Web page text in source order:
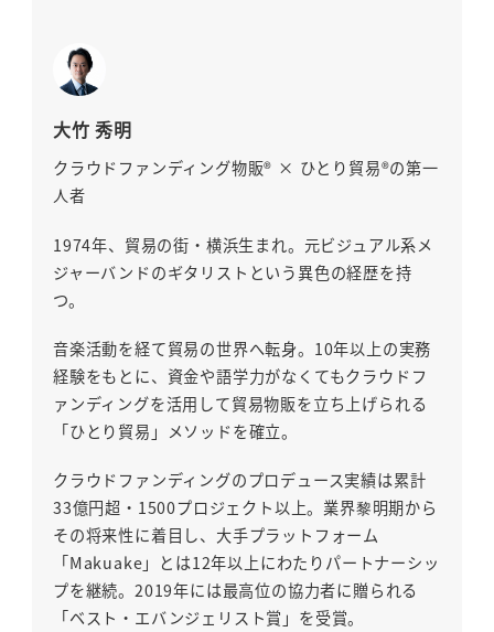
大竹 秀明
クラウドファンディング物販® × ひとり貿易®の第一
人者
1974年、貿易の街・横浜生まれ。元ビジュアル系メ
ジャーバンドのギタリストという異色の経歴を持
つ。
音楽活動を経て貿易の世界へ転身。10年以上の実務
経験をもとに、資金や語学力がなくてもクラウドフ
ァンディングを活用して貿易物販を立ち上げられる
「ひとり貿易」メソッドを確立。
クラウドファンディングのプロデュース実績は累計
33億円超・1500プロジェクト以上。業界黎明期から
その将来性に着目し、大手プラットフォーム
「Makuake」とは12年以上にわたりパートナーシッ
プを継続。2019年には最高位の協力者に贈られる
「ベスト・エバンジェリスト賞」を受賞。